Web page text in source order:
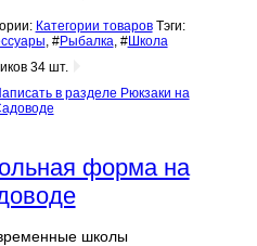
Категории товаровТэги:
, #Рыбалка , #Школа
34 шт.
в разделе Рюкзаки на
форма на
школы